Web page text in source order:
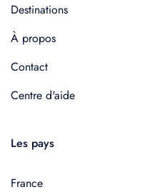
Destinations
À propos
Contact
Centre d'aide
Les pays
France